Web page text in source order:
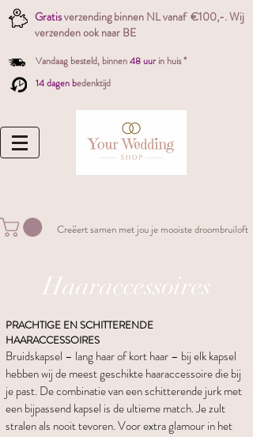
Gratisverzending binnen NL vanaf €100,-. Wij
verzenden ook naar BE
Vandaag besteld, binnen48 uur in huis *
14 dagen bedenktijd
Creëert samen met jou je mooiste droombruiloft
Haaraccessoires
PRACHTIGE EN SCHITTERENDE
HAARACCESSOIRES
Bruidskapsel – lang haar of kort haar – bij elk kapsel
hebben wij de meest geschikte haaraccessoire die bij
je past. De combinatie van een schitterende jurk met
een bijpassend kapsel is de ultieme match. Je zult
stralen als nooit tevoren. Voor extra glamour in het